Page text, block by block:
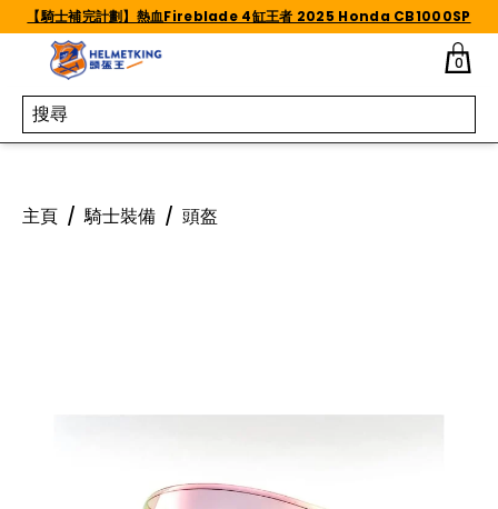
Skip to content
【騎士補完計劃】熱血Fireblade 4缸王者 2025 Honda CB1000SP
0
主頁 / 騎士裝備 / 頭盔